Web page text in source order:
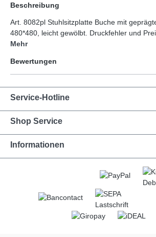
Beschreibung
Art. 8082pl Stuhlsitzplatte Buche mit
480*480, leicht gewölbt. Druckfehler und
Mehr
Bewertungen
Service-Hotline
Shop Service
Informationen